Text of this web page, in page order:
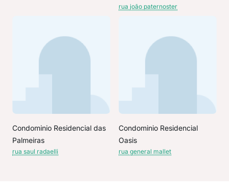
rua joão paternoster
Condominio Residencial das
Palmeiras
rua saul radaelli
Condominio Residencial
Oasis
rua general mallet